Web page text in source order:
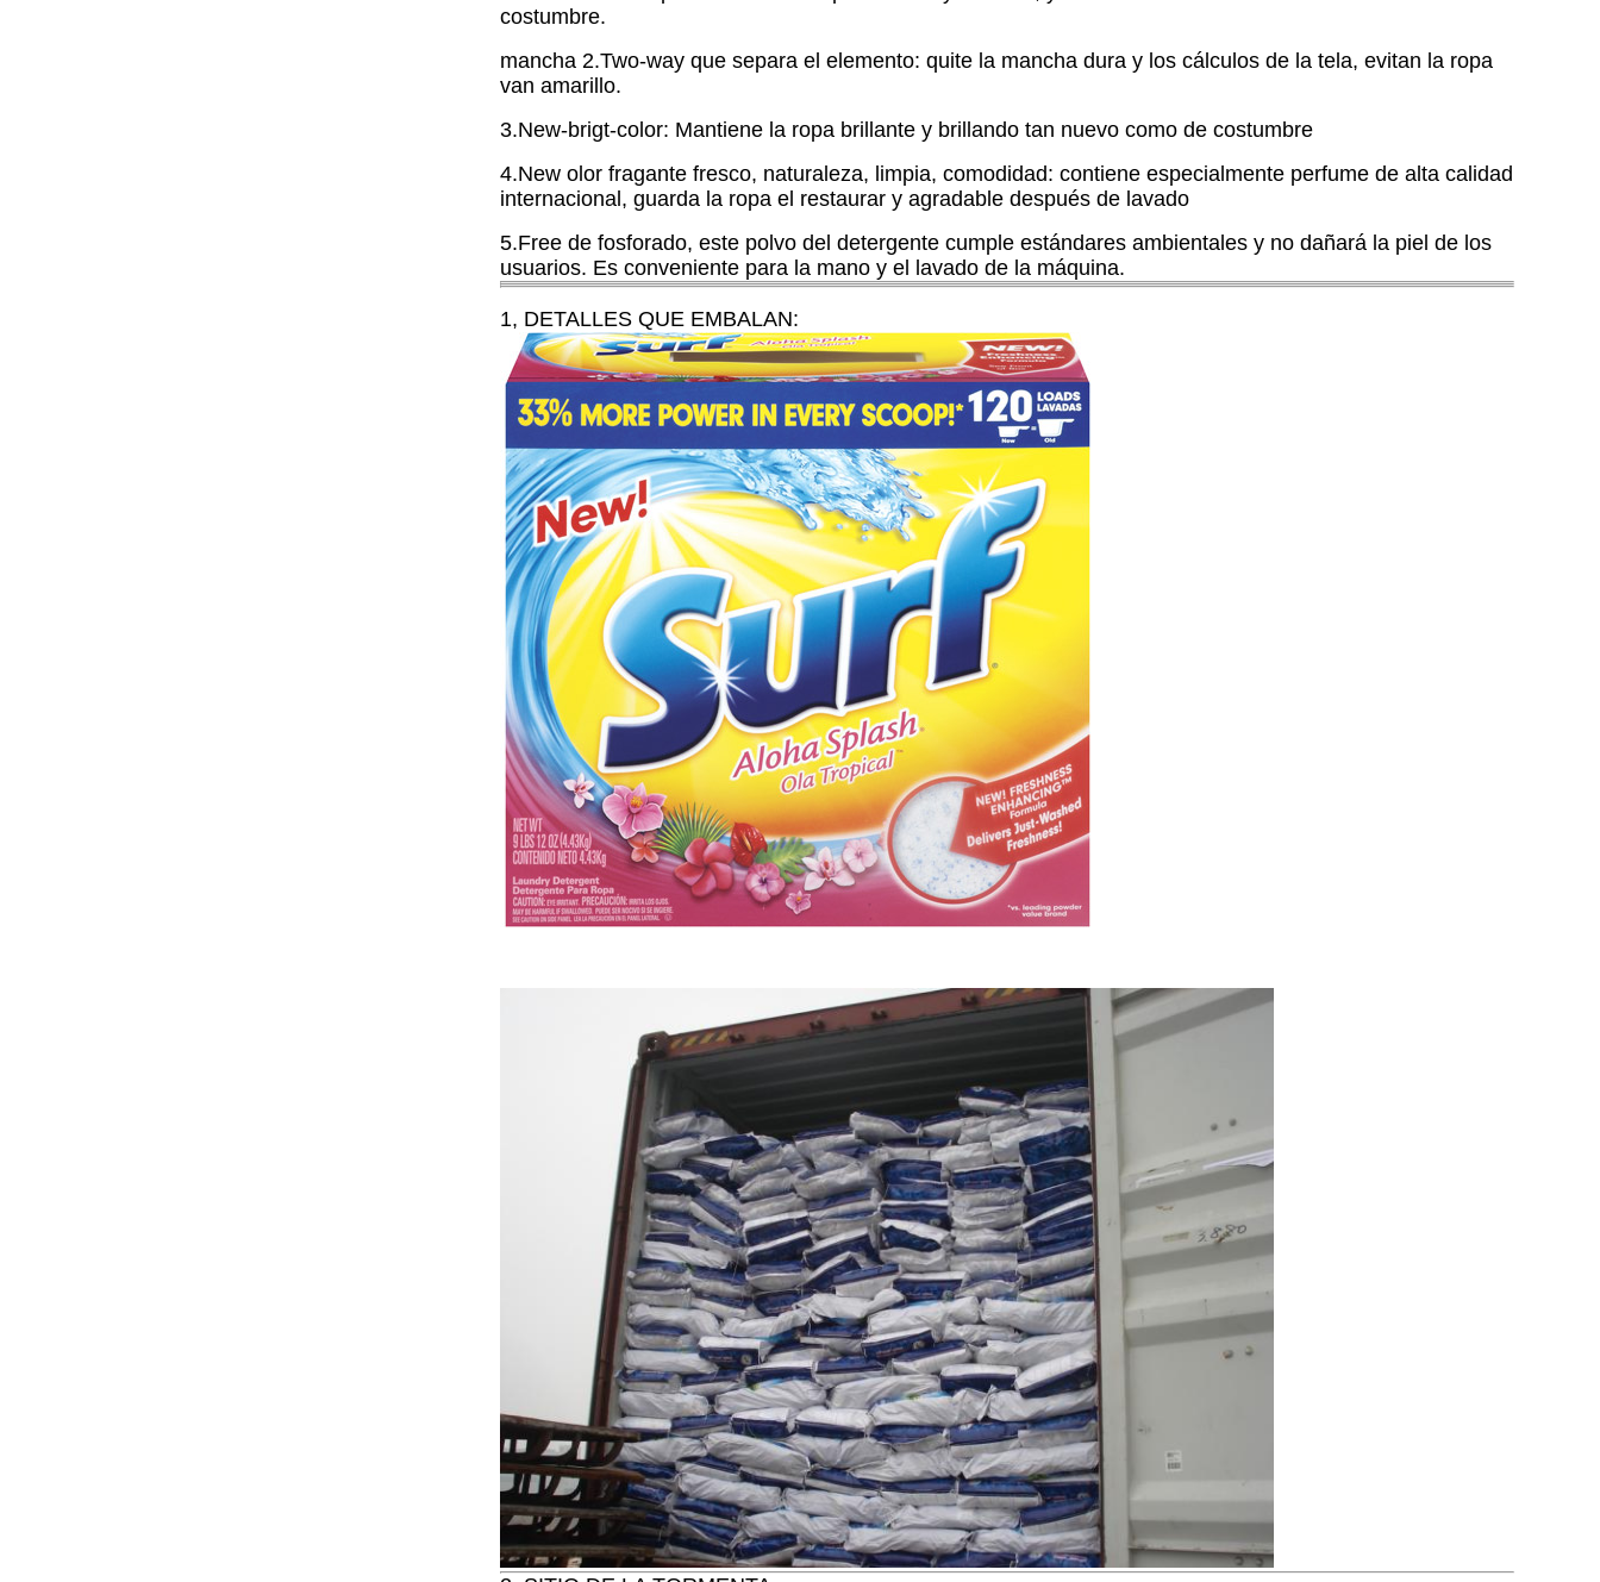
costumbre.
mancha 2.Two-way que separa el elemento: quite la mancha dura y los cálculos de la tela, evitan la ropa
van amarillo.
3.New-brigt-color: Mantiene la ropa brillante y brillando tan nuevo como de costumbre
4.New olor fragante fresco, naturaleza, limpia, comodidad: contiene especialmente perfume de alta calidad
internacional, guarda la ropa el restaurar y agradable después de lavado
5.Free de fosforado, este polvo del detergente cumple estándares ambientales y no dañará la piel de los
usuarios. Es conveniente para la mano y el lavado de la máquina.
1, DETALLES QUE EMBALAN: